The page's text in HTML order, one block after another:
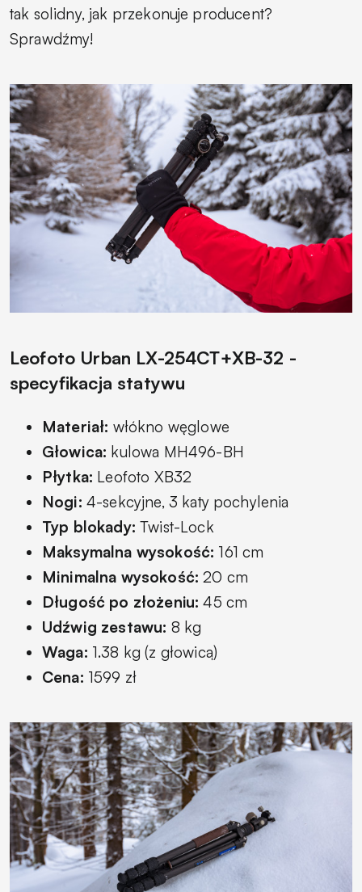
tak solidny, jak przekonuje producent?
Sprawdźmy!
Leofoto Urban LX-254CT+XB-32 -
specyfikacja statywu
Materiał: włókno węglowe
Głowica: kulowa MH496-BH
Płytka: Leofoto XB32
Nogi: 4-sekcyjne, 3 katy pochylenia
Typ blokady: Twist-Lock
Maksymalna wysokość: 161 cm
Minimalna wysokość: 20 cm
Długość po złożeniu: 45 cm
Udźwig zestawu: 8 kg
Waga: 1.38 kg (z głowicą)
Cena: 1599 zł